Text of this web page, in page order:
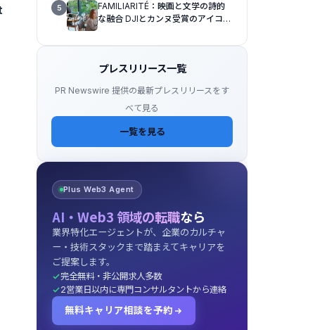
5
FAMILIARITÉ：映画と文学の詩的
な融合 DJIとカンヌ受賞のアイコ
えて二人の女性の声を再会させる
プレスリリース一覧
PR Newswire 提供の最新プレスリリースをす
べて見る
一覧を見る
Plus Web3 Agent
AI・Web3 領域の転職なら
業界特化エージェントが、企業のカルチャ
ー・技術スタックまで踏まえてキャリアを
ご提案します。
完全無料・非公開求人多数
2営業日以内に専門コンサルタントから連絡
無料キャリア相談を予約